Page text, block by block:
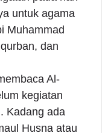
untuk agama
Muhammad
dan
Al-
kegiatan
Kadang ada
Husna atau